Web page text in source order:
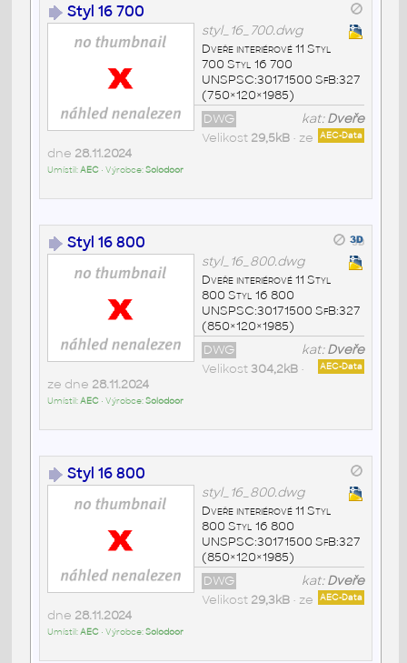
Styl 16 700
styl_16_700.dwg
Dveře interiérové 11 Styl
700 Styl 16 700
UNSPSC:30171500 SfB:327
(750×120×1985)
kat:Dveře
DWG
AEC-Data
Velikost 29,5kB• ze
dne 28.11.2024
Umístil:AEC• Výrobce:Solodoor
Styl 16 800
styl_16_800.dwg
Dveře interiérové 11 Styl
800 Styl 16 800
UNSPSC:30171500 SfB:327
(850×120×1985)
kat:Dveře
DWG
AEC-Data
Velikost304,2kB•
ze dne 28.11.2024
Umístil:AEC• Výrobce:Solodoor
Styl 16 800
styl_16_800.dwg
Dveře interiérové 11 Styl
800 Styl 16 800
UNSPSC:30171500 SfB:327
(850×120×1985)
kat:Dveře
DWG
AEC-Data
Velikost 29,3kB• ze
dne 28.11.2024
Umístil:AEC• Výrobce:Solodoor